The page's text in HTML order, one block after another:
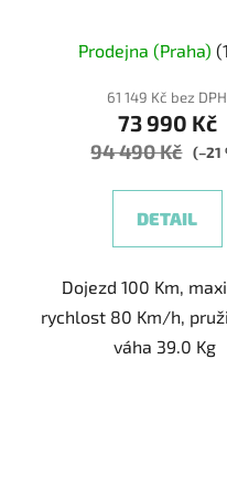
produktu
je
5,0
5
Prodejna (Praha)
61 149 Kč bez DPH
73 990 Kč
94 490 Kč (–21
DETAIL
Dojezd 100 Km,
rychlost 80 Km/h,
váha 39.0 Kg